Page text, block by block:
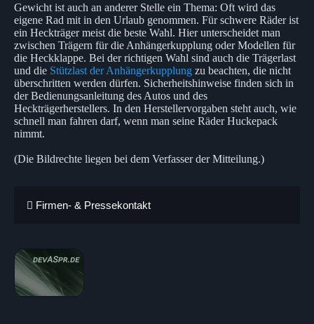
Gewicht ist auch an anderer Stelle ein Thema: Oft wird das
eigene Rad mit in den Urlaub genommen. Für schwere Räder ist
ein Heckträger meist die beste Wahl. Hier unterscheidet man
zwischen Trägern für die Anhängerkupplung oder Modellen für
die Heckklappe. Bei der richtigen Wahl sind auch die Trägerlast
und die Stützlast der Anhängerkupplung zu beachten, die nicht
überschritten werden dürfen. Sicherheitshinweise finden sich in
der Bedienungsanleitung des Autos und des
Heckträgerherstellers. In den Herstellervorgaben steht auch, wie
schnell man fahren darf, wenn man seine Räder Huckepack
nimmt.
(Die Bildrechte liegen bei dem Verfasser der Mitteilung.)
Firmen- & Pressekontakt